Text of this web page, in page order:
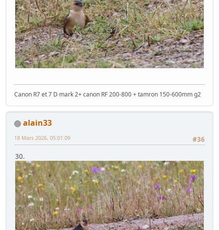
Canon R7 et 7 D mark 2+ canon RF 200-800 + tamron 150-600mm g2
alain33
#36
18 Mars 2026, 05:01:09
30.